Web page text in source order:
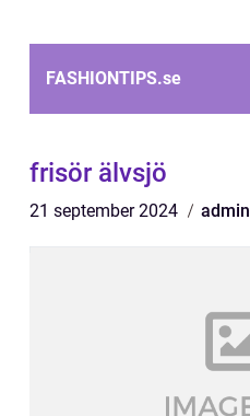
FASHIONTIPS.se
frisör älvsjö
21 september 2024 admin